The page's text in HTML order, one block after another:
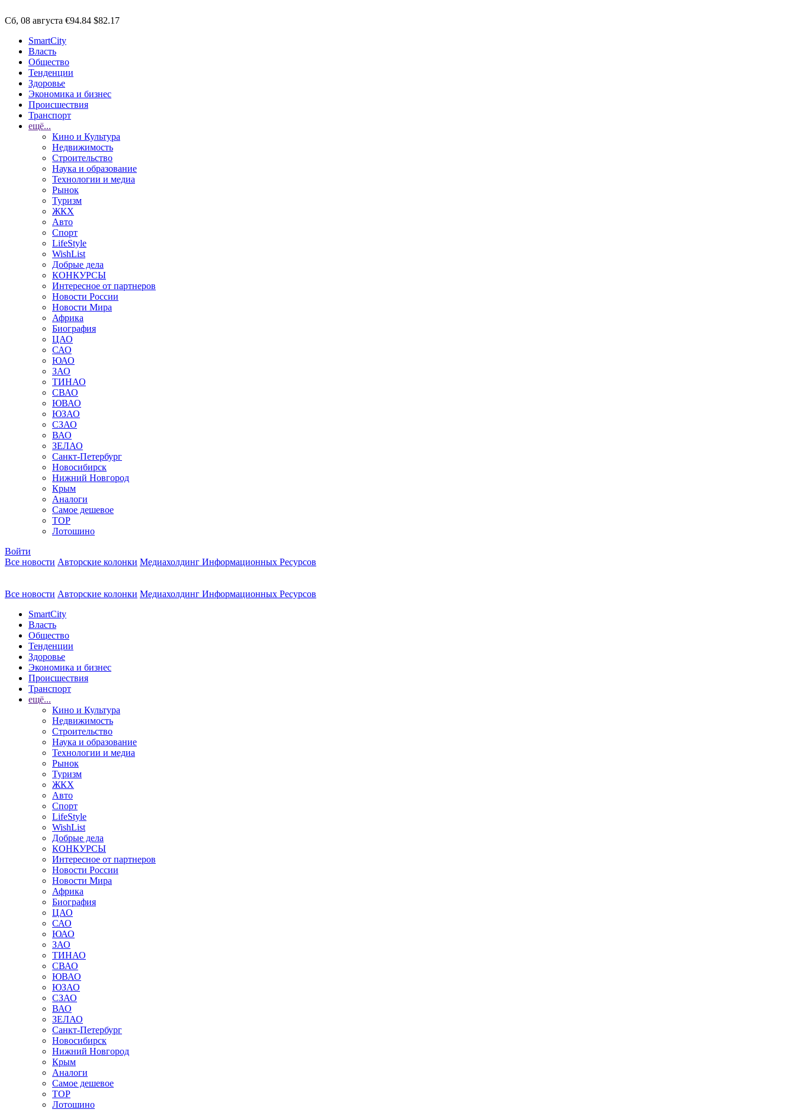
Сб, 08 августа €94.84 $82.17
SmartCity
Власть
Общество
Тенденции
Здоровье
Экономика и бизнес
Происшествия
Транспорт
ещё...
Кино и Культура
Недвижимость
Строительство
Наука и образование
Технологии и медиа
Рынок
Туризм
ЖКХ
Авто
Спорт
LifeStyle
WishList
Добрые дела
КОНКУРСЫ
Интересное от партнеров
Новости России
Новости Мира
Африка
Биография
ЦАО
САО
ЮАО
ЗАО
ТИНАО
СВАО
ЮВАО
ЮЗАО
СЗАО
ВАО
ЗЕЛАО
Санкт-Петербург
Новосибирск
Нижний Новгород
Крым
Аналоги
Самое дешевое
TOP
Лотошино
Войти
Все новости Авторские колонки Медиахолдинг Информационных Ресурсов
Все новости Авторские колонки Медиахолдинг Информационных Ресурсов
SmartCity
Власть
Общество
Тенденции
Здоровье
Экономика и бизнес
Происшествия
Транспорт
ещё...
Кино и Культура
Недвижимость
Строительство
Наука и образование
Технологии и медиа
Рынок
Туризм
ЖКХ
Авто
Спорт
LifeStyle
WishList
Добрые дела
КОНКУРСЫ
Интересное от партнеров
Новости России
Новости Мира
Африка
Биография
ЦАО
САО
ЮАО
ЗАО
ТИНАО
СВАО
ЮВАО
ЮЗАО
СЗАО
ВАО
ЗЕЛАО
Санкт-Петербург
Новосибирск
Нижний Новгород
Крым
Аналоги
Самое дешевое
TOP
Лотошино